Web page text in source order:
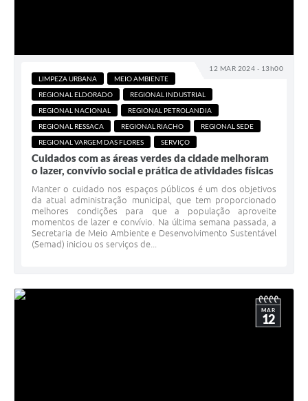
12 MAR 2024 - 13h00
LIMPEZA URBANA
MEIO AMBIENTE
REGIONAL ELDORADO
REGIONAL INDUSTRIAL
REGIONAL NACIONAL
REGIONAL PETROLANDIA
REGIONAL RESSACA
REGIONAL RIACHO
REGIONAL SEDE
REGIONAL VARGEM DAS FLORES
SERVIÇO
Cuidados com as áreas verdes da cidade melhoram
o lazer, convívio social e prática de atividades físicas
Manter o cuidado nos espaços públicos é um dos objetivos
da atual administração municipal, que tem proporcionado
melhores condições para que a população aproveite
momentos de lazer e convívio. Na última semana passada, a
Secretaria de Meio Ambiente e Desenvolvimento Sustentável
(Semad) iniciou os serviços de...
MAR
12